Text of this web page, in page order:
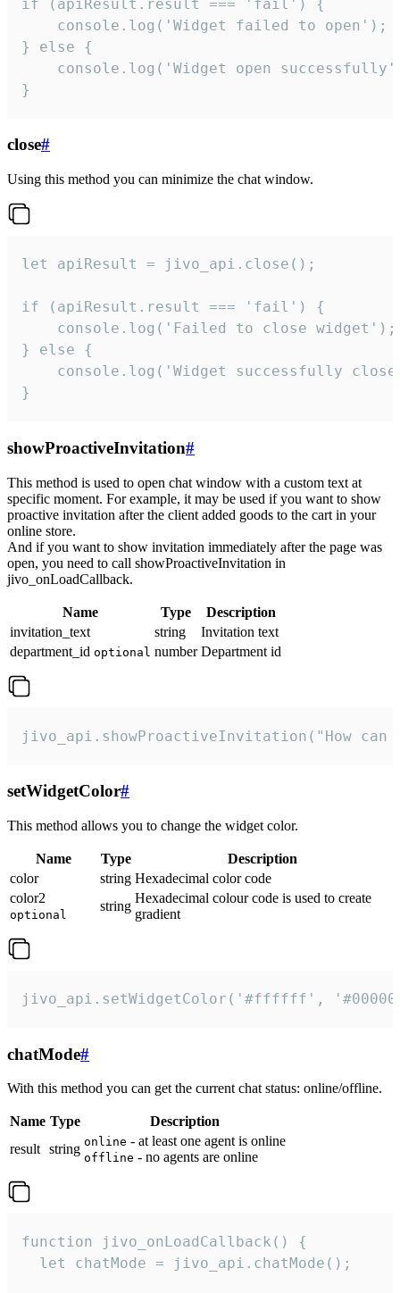
if (apiResult.result === 'fail') {
    console.log('Widget failed to open');
} else {
console.log('Widget open
}
close#
Using this method you can minimize the chat window.
let apiResult = jivo_api.close();
if (apiResult.result === 'fail') {
    console.log('Failed to close widget');
} else {
console.log('Widget successfully
}
showProactiveInvitation#
This method is used to open chat window with a custom text at
specific moment. For example, it may be used if you want to show
proactive invitation after the client added goods to the cart in your
online store.
And if you want to show invitation immediately after the page was
open, you need to call showProactiveInvitation in
jivo_onLoadCallback.
Name Type
Description
invitation_text
string
Invitation text
department_id optional number Department id
jivo_api.showProactiveInvitation("How
setWidgetColor#
This method allows you to change the widget color.
Name Type
Description
color
string Hexadecimal color code
color2
optional
string
Hexadecimal colour code is used to create
gradient
jivo_api.setWidgetColor('#ffffff',
chatMode#
With this method you can get the current chat status: online/offline.
Name Type
Description
result string online - at least one agent is online
offline - no agents are online
function jivo_onLoadCallback() {
  let chatMode = jivo_api.chatMode();